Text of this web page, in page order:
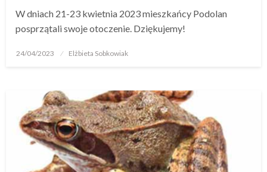
W dniach 21-23 kwietnia 2023 mieszkańcy Podolan
posprzątali swoje otoczenie. Dziękujemy!
24/04/2023 Elżbieta Sobkowiak